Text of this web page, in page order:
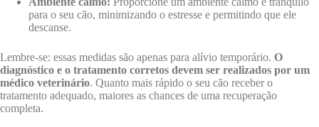
para o seu cão, minimizando o estresse e permitindo que ele
descanse.
Lembre-se: essas medidas são apenas para alívio temporário. O
diagnóstico e o tratamento corretos devem ser realizados por um
médico veterinário. Quanto mais rápido o seu cão receber o
tratamento adequado, maiores as chances de uma recuperação
completa.